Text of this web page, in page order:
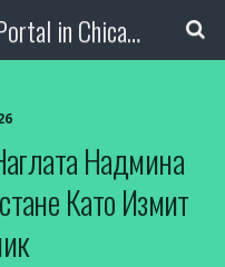
The Bulgarian Media Portal in Chicago
Надмина
Като Измит